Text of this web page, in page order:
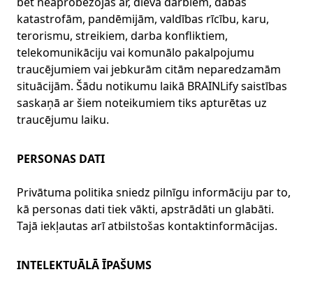
katastrofām, pandēmijām, valdības rīcību, karu,
terorismu, streikiem, darba konfliktiem,
telekomunikāciju vai komunālo pakalpojumu
traucējumiem vai jebkurām citām neparedzamām
situācijām. Šādu notikumu laikā BRAINLify saistības
saskaņā ar šiem noteikumiem tiks apturētas uz
traucējumu laiku.
PERSONAS DATI
Privātuma politika sniedz pilnīgu informāciju par to,
kā personas dati tiek vākti, apstrādāti un glabāti.
Tajā iekļautas arī atbilstošas kontaktinformācijas.
INTELEKTUĀLĀ ĪPAŠUMS